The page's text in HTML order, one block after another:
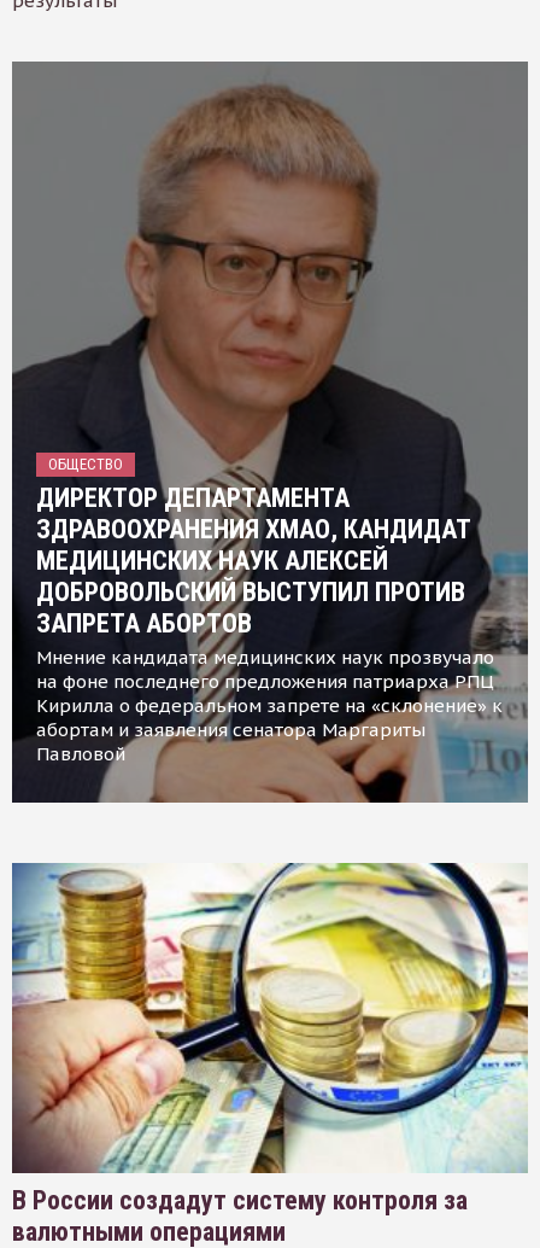
ОБЩЕСТВО
ДИРЕКТОР ДЕПАРТАМЕНТА
ЗДРАВООХРАНЕНИЯ ХМАО, КАНДИДАТ
МЕДИЦИНСКИХ НАУК АЛЕКСЕЙ
ДОБРОВОЛЬСКИЙ ВЫСТУПИЛ ПРОТИВ
ЗАПРЕТА АБОРТОВ
Мнение кандидата медицинских наук прозвучало
на фоне последнего предложения патриарха РПЦ
Кирилла о федеральном запрете на «склонение» к
абортам и заявления сенатора Маргариты
Павловой
В России создадут систему контроля за
валютными операциями